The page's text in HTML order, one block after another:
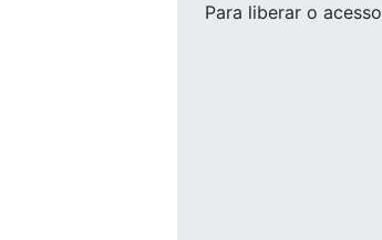
Para liberar o acesso